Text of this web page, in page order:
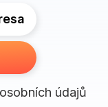
údajů